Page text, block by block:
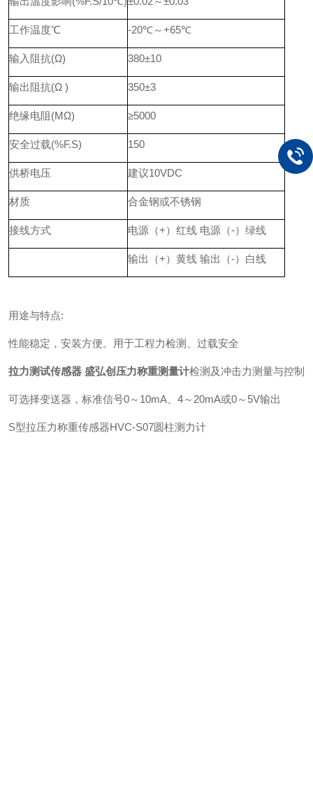
工作温度℃ -20℃～+65℃
输入阻抗(Ω) 380±10
输出阻抗(Ω ) 350±3
绝缘电阻(MΩ) ≥5000
安全过载(%F.S) 150
供桥电压 建议10VDC
材质 合金钢或不锈钢
接线方式 电源（+）红线 电源（-）绿线
输出（+）黄线 输出（-）白线
用途与特点:
性能稳定，安装方便。用于工程力检测、过载安全
拉力测试传感器 盛弘创压力称重测量计检测及冲击力测量与控制
可选择变送器，标准信号0～10mA、4～20mA或0～5V输出
S型拉压力称重传感器HVC-S07圆柱测力计